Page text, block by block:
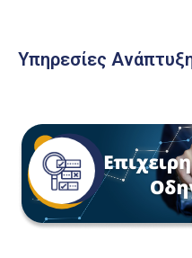
Υπηρεσίες